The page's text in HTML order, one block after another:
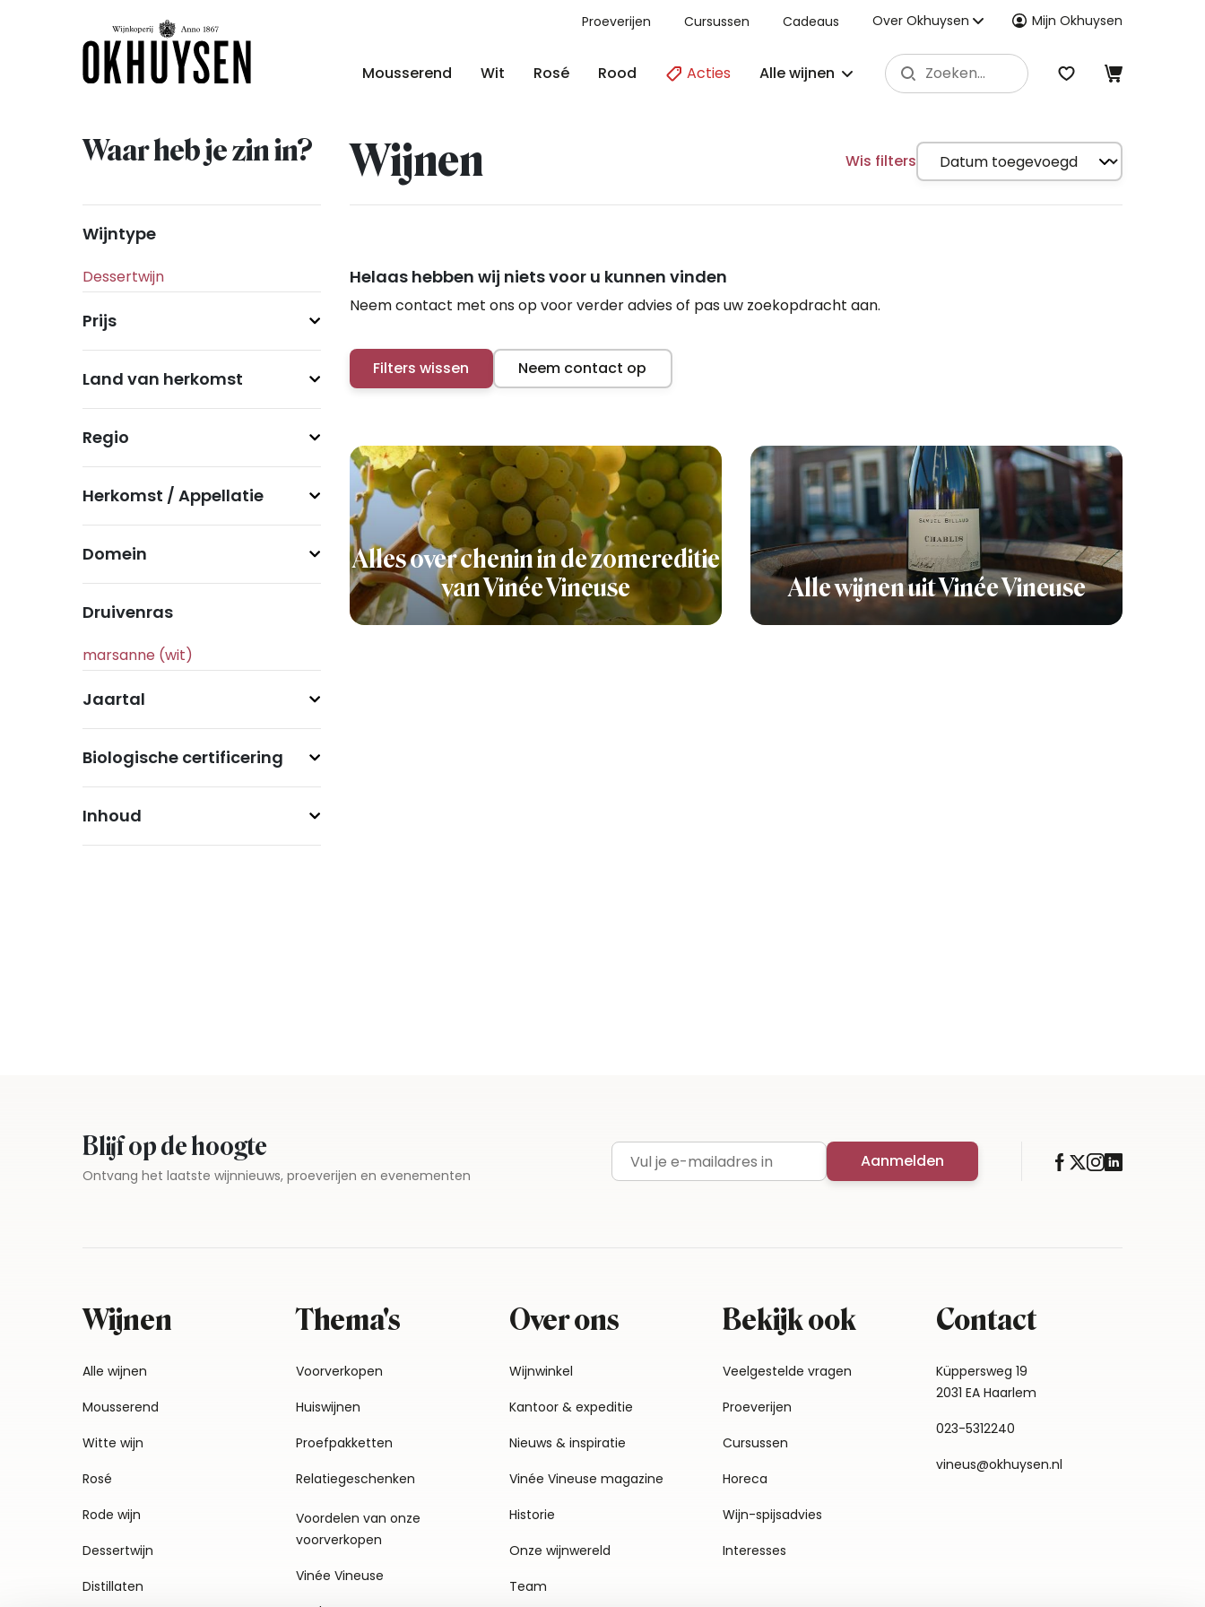
Proeverijen Cursussen Cadeaus Over Okhuysen Mijn Okhuysen
Mousserend Wit Rosé Rood Acties Alle wijnen
Waar heb je zin in? Wijnen Wis filters
Wijntype
Prijs
Land van herkomst
Regio
Herkomst / Appellatie
Domein
Druivenras
Jaartal
Biologische certificering
Inhoud
Helaas hebben wij niets voor u kunnen vinden
Neem contact met ons op voor verder advies of pas uw zoekopdracht aan.
Filters wissen Neem contact op
Alles over chenin in de zomereditie
van Vinée Vineuse
Alle wijnen uit Vinée Vineuse
Blijf op de hoogte
Ontvang het laatste wijnnieuws, proeverijen en evenementen E-mailadres Aanmelden
Wijnen
Alle wijnen
Mousserend
Witte wijn
Rosé
Rode wijn
Dessertwijn
Distillaten
Thema's
Voorverkopen
Huiswijnen
Proefpakketten
Relatiegeschenken
Voordelen van onze
voorverkopen
Vinée Vineuse
Over ons
Wijnwinkel
Kantoor & expeditie
Nieuws & inspiratie
Vinée Vineuse magazine
Historie
Onze wijnwereld
Team
Bekijk ook
Veelgestelde vragen
Proeverijen
Cursussen
Horeca
Wijn-spijsadvies
Interesses
Contact
Küppersweg 19
2031 EA Haarlem
023-5312240
vineus@okhuysen.nl